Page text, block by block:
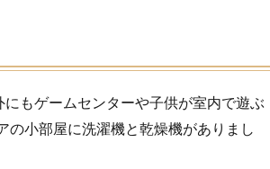
もゲームセンターや子供が室内で遊ぶ
の小部屋に洗濯機と乾燥機がありまし